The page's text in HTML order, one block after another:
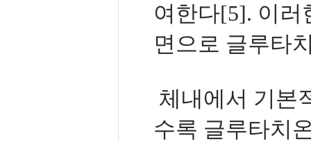
여한다[5]. 이러
면으로 글루타
체내에서 기본
수록 글루타치